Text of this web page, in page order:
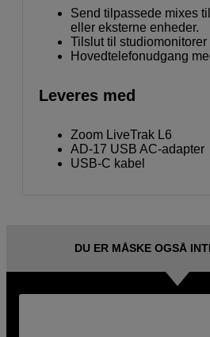
Send tilpassede mixes
eller eksterne enheder.
Tilslut til
Hovedtelefonudgang
Leveres med
Zoom LiveTrak L6
AD-17 USB AC-adapter
USB-C kabel
DU ER MÅSKE OGSÅ